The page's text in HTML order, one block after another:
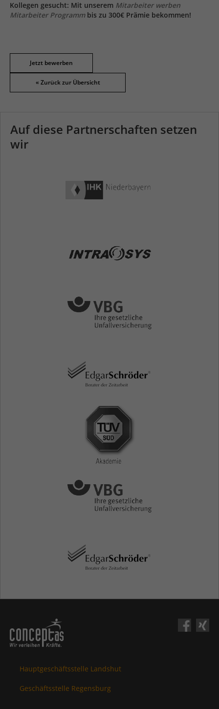
Kollegen gesucht: Mit unserem Mitarbeiter werben
Mitarbeiter Programm bis zu 300€ Prämie bekommen!
Jetzt bewerben
Auf diese Partnerschaften setzen
wir
Hauptgeschäftsstelle Landshut
Geschäftsstelle Regensburg